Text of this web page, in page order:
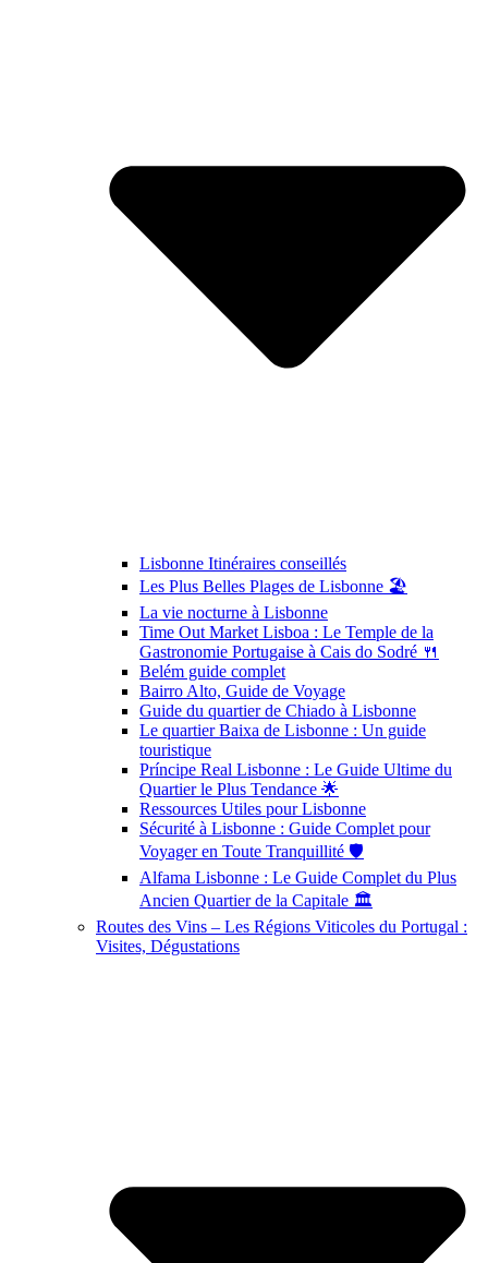
Lisbonne Itinéraires conseillés
Les Plus Belles Plages de Lisbonne 🏖️
La vie nocturne à Lisbonne
Time Out Market Lisboa : Le Temple de la
Gastronomie Portugaise à Cais do Sodré 🍴
Belém guide complet
Bairro Alto, Guide de Voyage
Guide du quartier de Chiado à Lisbonne
Le quartier Baixa de Lisbonne : Un guide
touristique
Príncipe Real Lisbonne : Le Guide Ultime du
Quartier le Plus Tendance 🌟
Ressources Utiles pour Lisbonne
Sécurité à Lisbonne : Guide Complet pour
Voyager en Toute Tranquillité 🛡️
Alfama Lisbonne : Le Guide Complet du Plus
Ancien Quartier de la Capitale 🏛️
Routes des Vins – Les Régions Viticoles du Portugal :
Visites, Dégustations